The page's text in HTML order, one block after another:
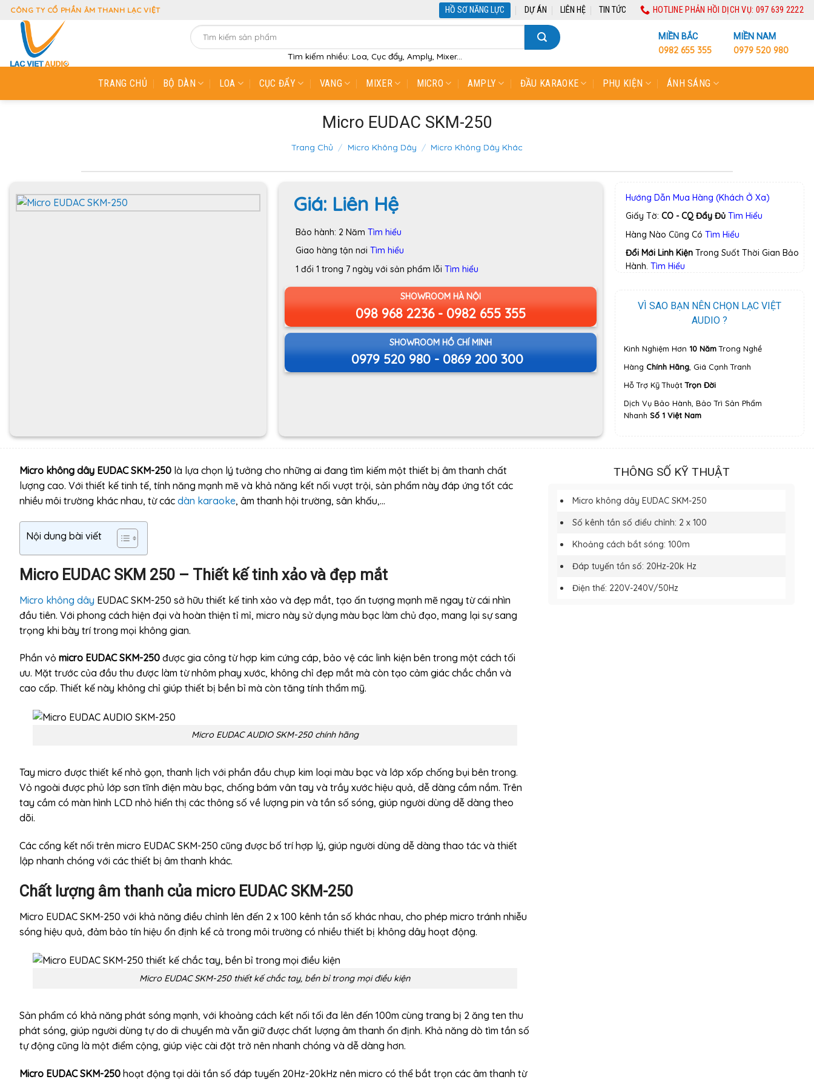
Skip
content
CÔNG TY CỔ PHẦN ÂM THANH LẠC VIỆT HỒ SƠ NĂNG LỰC DỰ ÁN LIÊN HỆ TIN TỨC HOTLINE PHẢN HỒI DỊCH VỤ: 097 639 2222
Tìm
kiếm:
Tìm kiếm nhiều: Loa, Cục đẩy, Amply, Mixer...
MIỀN BẮC
0982 655 355
MIỀN NAM
0979 520 980
TRANG CHỦ BỘ DÀN LOA CỤC ĐẨY VANG MIXER MICRO AMPLY ĐẦU KARAOKE PHỤ KIỆN ÁNH SÁNG
Micro EUDAC SKM-250
Trang Chủ / Micro Không Dây / Micro Không Dây Khác
Giá: Liên Hệ
Bảo hành: 2 Năm Tìm hiểu
Giao hàng tận nơi Tìm hiểu
1 đổi 1 trong 7 ngày với sản phẩm lỗi Tìm hiểu
SHOWROOM HÀ NỘI
098 968 2236 - 0982 655 355
SHOWROOM HỒ CHÍ MINH
0979 520 980 - 0869 200 300
Hướng Dẫn Mua Hàng (Khách Ở Xa)
Giấy Tờ:CO - CQ Đẩy Đủ Tìm Hiểu
Hàng Nào Cũng CóTìm Hiểu
Đổi Mới Linh Kiện Trong Suốt Thời Gian Bảo
Hành.Tìm Hiểu
VÌ SAO BẠN NÊN CHỌN LẠC VIỆT
AUDIO ?
Kinh Nghiệm Hơn 10 NămTrong Nghề
Hàng Chính Hãng, Giá Cạnh Tranh
Hỗ Trợ Kỹ ThuậtTrọn Đời
Dịch Vụ Bảo Hành, Bảo Trì Sản Phẩm
Nhanh Số 1 Việt Nam
Micro không dây EUDAC SKM-250 là lựa chọn lý tưởng cho những ai đang tìm kiếm một thiết bị âm thanh chất
lượng cao. Với thiết kế tinh tế, tính năng mạnh mẽ và khả năng kết nối vượt trội, sản phẩm này đáp ứng tốt các
nhiều môi trường khác nhau, từ các dàn karaoke, âm thanh hội trường, sân khấu,…
Nội dung bài viết
Micro EUDAC SKM 250 – Thiết kế tinh xảo và đẹp mắt
Micro không dây EUDAC SKM-250 sở hữu thiết kế tinh xảo và đẹp mắt, tạo ấn tượng mạnh mẽ ngay từ cái nhìn
đầu tiên. Với phong cách hiện đại và hoàn thiện tỉ mỉ, micro này sử dụng màu bạc làm chủ đạo, mang lại sự sang
trọng khi bày trí trong mọi không gian.
Phần vỏ micro EUDAC SKM-250 được gia công từ hợp kim cứng cáp, bảo vệ các linh kiện bên trong một cách tối
ưu. Mặt trước của đầu thu được làm từ nhôm phay xước, không chỉ đẹp mắt mà còn tạo cảm giác chắc chắn và
cao cấp. Thiết kế này không chỉ giúp thiết bị bền bỉ mà còn tăng tính thẩm mỹ.
Micro EUDAC AUDIO SKM-250 chính hãng
Tay micro được thiết kế nhỏ gọn, thanh lịch với phần đầu chụp kim loại màu bạc và lớp xốp chống bụi bên trong.
Vỏ ngoài được phủ lớp sơn tĩnh điện màu bạc, chống bám vân tay và trầy xước hiệu quả, dễ dàng cầm nắm. Trên
tay cầm có màn hình LCD nhỏ hiển thị các thông số về lượng pin và tần số sóng, giúp người dùng dễ dàng theo
dõi.
Các cổng kết nối trên micro EUDAC SKM-250 cũng được bố trí hợp lý, giúp người dùng dễ dàng thao tác và thiết
lập nhanh chóng với các thiết bị âm thanh khác.
Chất lượng âm thanh của micro EUDAC SKM-250
Micro EUDAC SKM-250 với khả năng điều chỉnh lên đến 2 x 100 kênh tần số khác nhau, cho phép micro tránh nhiễu
sóng hiệu quả, đảm bảo tín hiệu ổn định kể cả trong môi trường có nhiều thiết bị không dây hoạt động.
Micro EUDAC SKM-250 thiết kế chắc tay, bền bỉ trong mọi điều kiện
Sản phẩm có khả năng phát sóng mạnh, với khoảng cách kết nối tối đa lên đến 100m cùng trang bị 2 ăng ten thu
phát sóng, giúp người dùng tự do di chuyển mà vẫn giữ được chất lượng âm thanh ổn định. Khả năng dò tìm tần số
tự động cũng là một điểm cộng, giúp việc cài đặt trở nên nhanh chóng và dễ dàng hơn.
Micro EUDAC SKM-250 hoạt động tại dải tần số đáp tuyến 20Hz-20kHz nên micro có thể bắt trọn các âm thanh từ
THÔNG SỐ KỸ THUẬT
Micro không dây EUDAC SKM-250
Số kênh tần số điểu chỉnh: 2 x 100
Khoảng cách bắt sóng: 100m
Đáp tuyến tần số: 20Hz-20k Hz
Điện thế: 220V-240V/50Hz